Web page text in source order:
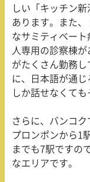
しい「キッチン
あります。また
なサミティベー
人専用の診察棟
がたくさん勤務
に、日本語が通
しか話せなくて
さらに、バンコ
プロンポンから 1
までも7駅ですの
なエリアです。